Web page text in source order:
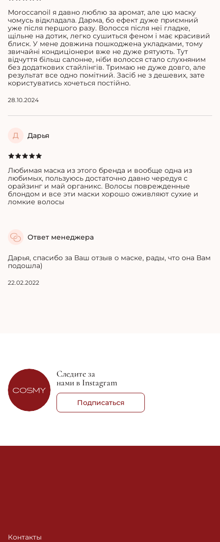
Moroccanoil я давно люблю за аромат, але цю маску
чомусь відкладала. Дарма, бо ефект дуже приємний
уже після першого разу. Волосся після неї гладке,
щільне на дотик, легко сушиться феном і має красивий
блиск. У мене довжина пошкоджена укладками, тому
звичайні кондиціонери вже не дуже рятують. Тут
відчуття більш салонне, ніби волосся стало слухняним
без додаткових стайлінгів. Тримаю не дуже довго, але
результат все одно помітний. Засіб не з дешевих, зате
користуватись хочеться постійно.
28.10.2024
Д Дарья
Любимая маска из этого бренда и вообще одна из
любимых, пользуюсь достаточно давно чередуя с
орайзинг и май органикс. Волосы поврежденные
блондом и все эти маски хорошо оживляют сухие и
ломкие волосы
Ответ менеджера
Дарья, спасибо за Ваш отзыв о маске, рады, что она Вам
подошла)
22.02.2022
Следите за
нами в Instagram
Подписаться
Контакты